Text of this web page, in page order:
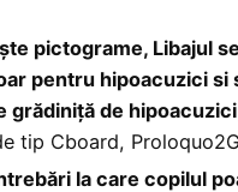
pictograme, Libajul
pentru hipoacuzici si
grădiniță de
tip Cboard,
la care copilul